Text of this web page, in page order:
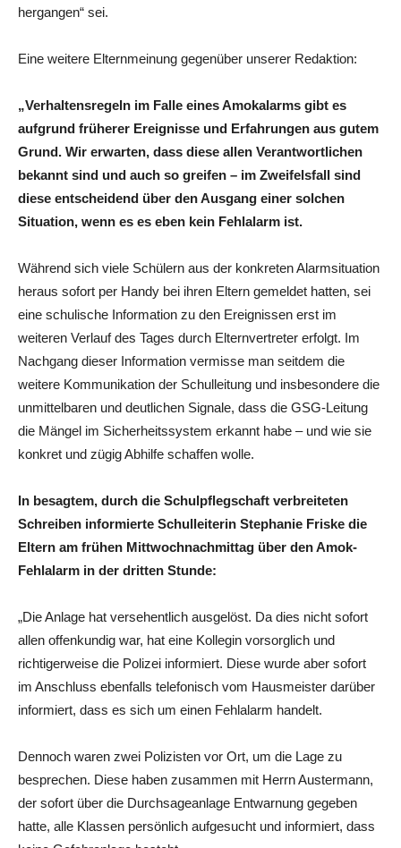
hergangen“ sei.
Eine weitere Elternmeinung gegenüber unserer Redaktion:
„Verhaltensregeln im Falle eines Amokalarms gibt es
aufgrund früherer Ereignisse und Erfahrungen aus gutem
Grund. Wir erwarten, dass diese allen Verantwortlichen
bekannt sind und auch so greifen – im Zweifelsfall sind
diese entscheidend über den Ausgang einer solchen
Situation, wenn es es eben kein Fehlalarm ist.
Während sich viele Schülern aus der konkreten Alarmsituation
heraus sofort per Handy bei ihren Eltern gemeldet hatten, sei
eine schulische Information zu den Ereignissen erst im
weiteren Verlauf des Tages durch Elternvertreter erfolgt. Im
Nachgang dieser Information vermisse man seitdem die
weitere Kommunikation der Schulleitung und insbesondere die
unmittelbaren und deutlichen Signale, dass die GSG-Leitung
die Mängel im Sicherheitssystem erkannt habe – und wie sie
konkret und zügig Abhilfe schaffen wolle.
In besagtem, durch die Schulpflegschaft verbreiteten
Schreiben informierte Schulleiterin Stephanie Friske die
Eltern am frühen Mittwochnachmittag über den Amok-
Fehlalarm in der dritten Stunde:
„Die Anlage hat versehentlich ausgelöst. Da dies nicht sofort
allen offenkundig war, hat eine Kollegin vorsorglich und
richtigerweise die Polizei informiert. Diese wurde aber sofort
im Anschluss ebenfalls telefonisch vom Hausmeister darüber
informiert, dass es sich um einen Fehlalarm handelt.
Dennoch waren zwei Polizisten vor Ort, um die Lage zu
besprechen. Diese haben zusammen mit Herrn Austermann,
der sofort über die Durchsageanlage Entwarnung gegeben
hatte, alle Klassen persönlich aufgesucht und informiert, dass